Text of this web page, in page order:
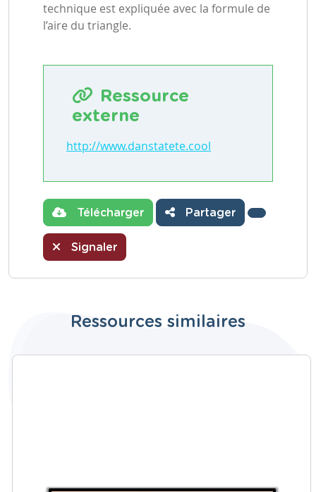
technique est expliquée avec la formule de
l’aire du triangle.
Ressource
externe
http://www.danstatete.cool
Télécharger Partager
Signaler
Ressources similaires